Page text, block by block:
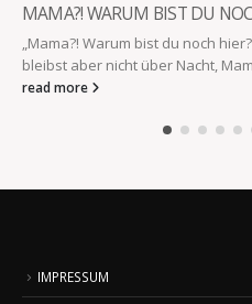
MAMA?! WARUM BIST DU
„Mama?! Warum bist du noch
bleibst aber nicht über Nacht,
read more
IMPRESSUM